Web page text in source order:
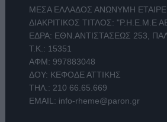
ΜΕΣΑ ΕΛΛΑΔΟΣ ΑΝΩΝΥΜΗ
ΔΙΑΚΡΙΤΙΚΟΣ ΤΙΤΛΟΣ: "Ρ.Η.Ε.Μ.Ε
ΕΔΡΑ: ΕΘΝ.ΑΝΤΙΣΤΑΣΕΩΣ 253,
Τ.Κ.: 15351
ΑΦΜ: 997883048
ΔΟΥ: ΚΕΦΟΔΕ ΑΤΤΙΚΗΣ
ΤΗΛ.: 210 66.65.669
EMAIL: info-rheme@paron.gr